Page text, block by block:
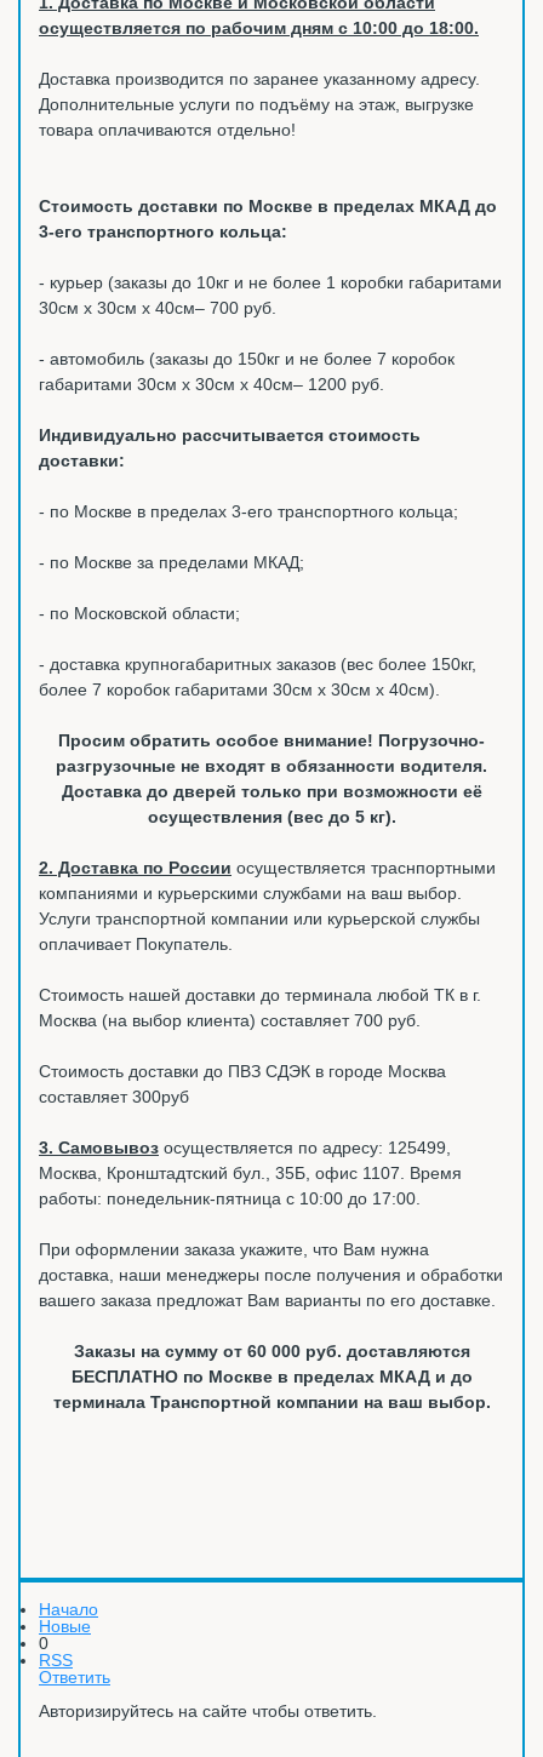
осуществляется по рабочим дням с 10:00 до 18:00.
Доставка производится по заранее указанному адресу.
Дополнительные услуги по подъёму на этаж, выгрузке
товара оплачиваются отдельно!
Стоимость доставки по Москве в пределах МКАД до
3-его транспортного кольца:
- курьер (заказы до 10кг и не более 1 коробки габаритами
30см х 30см х 40см– 700 руб.
- автомобиль (заказы до 150кг и не более 7 коробок
габаритами 30см х 30см х 40см– 1200 руб.
Индивидуально рассчитывается стоимость
доставки:
- по Москве в пределах 3-его транспортного кольца;
- по Москве за пределами МКАД;
- по Московской области;
- доставка крупногабаритных заказов (вес более 150кг,
более 7 коробок габаритами 30см х 30см х 40см).
Просим обратить особое внимание! Погрузочно-
разгрузочные не входят в обязанности водителя.
Доставка до дверей только при возможности её
осуществления (вес до 5 кг).
2. Доставка по России осуществляется траснпортными
компаниями и курьерскими службами на ваш выбор.
Услуги транспортной компании или курьерской службы
оплачивает Покупатель.
Стоимость нашей доставки до терминала любой ТК в г.
Москва (на выбор клиента) составляет 700 руб.
Стоимость доставки до ПВЗ СДЭК в городе Москва
составляет 300руб
3. Самовывоз осуществляется по адресу: 125499,
Москва, Кронштадтский бул., 35Б, офис 1107. Время
работы: понедельник-пятница с 10:00 до 17:00.
При оформлении заказа укажите, что Вам нужна
доставка, наши менеджеры после получения и обработки
вашего заказа предложат Вам варианты по его доставке.
Заказы на сумму от 60 000 руб. доставляются
БЕСПЛАТНО по Москве в пределах МКАД и до
терминала Транспортной компании на ваш выбор.
Начало
Новые
0
RSS
Ответить
Авторизируйтесь на сайте чтобы ответить.